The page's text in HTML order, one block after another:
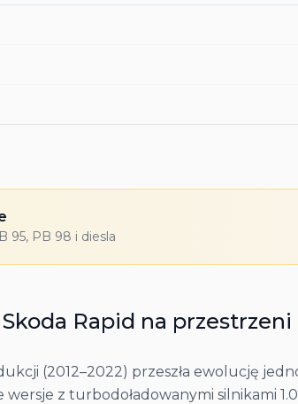
95, PB 98 i diesla
Skoda Rapid na przestrzeni
(2012–2022) przeszła ewolucję
wersje z turbodoładowanymi silnikami